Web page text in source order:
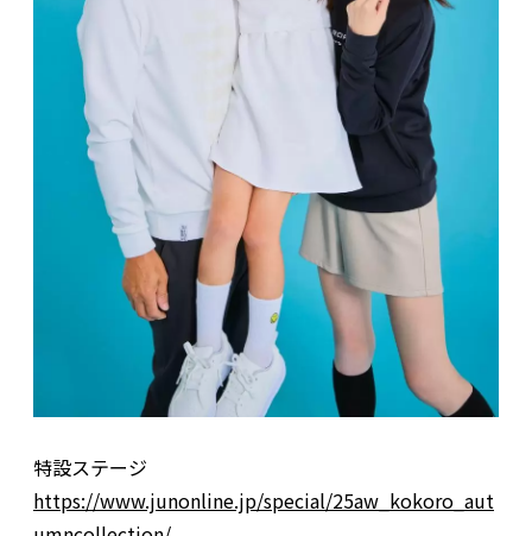
特設ステージ
https://www.junonline.jp/special/25aw_kokoro_aut